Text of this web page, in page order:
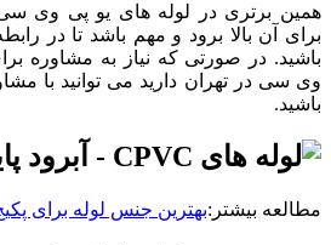
برتری در لوله های یو پی وی سی
آن بالا برود و مهم باشد تا در رابطه با
در صورتی که نیاز به مشاوره برای
در تهران دارید می توانید با
بیشتر:بهترین جنس لوله برای پکیج